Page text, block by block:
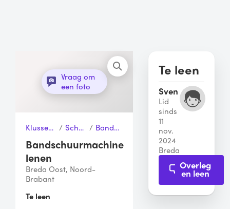
Vraag om
een foto
Klussen & Gereedschap / Schuurmachines / Bandschuurmachine
Bandschuurmachine
lenen
Breda Oost, Noord-
Brabant
Te leen
Te leen
Sven
Lid
sinds
11
nov.
2024
Breda
Overleg
en leen